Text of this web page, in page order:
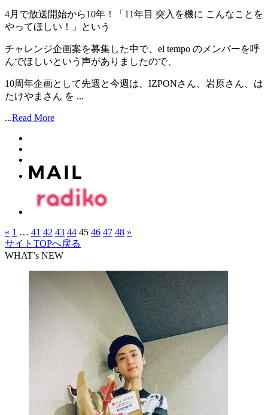
4月で放送開始から10年！「11年目 突入を機に こんなことを
やってほしい！」という
チャレンジ企画案を募集した中で、el tempo のメンバーを呼
んでほしいという声がありましたので、
10周年企画として先週と今週は、IZPONさん、岩原さん、は
たけやまさん を ...
...Read More
« 1 … 41 42 43 44 45 46 47 48 »
サイトTOPへ戻る
WHAT’s NEW